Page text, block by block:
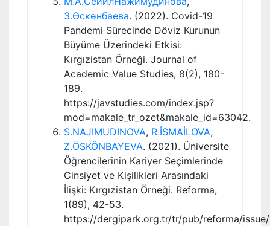
З.Өскөнбаева. (2022). Covid-19
Pandemi Sürecinde Döviz Kurunun
Büyüme Üzerindeki Etkisi:
Kırgızistan Örneği. Journal of
Academic Value Studies, 8(2), 180-
189.
https://javstudies.com/index.jsp?
mod=makale_tr_ozet&makale_id=63042.
S.NAJIMUDINOVA, R.İSMAİLOVA,
Z.ÖSKÖNBAYEVA. (2021). Üniversite
Öğrencilerinin Kariyer Seçimlerinde
Cinsiyet ve Kişilikleri Arasındaki
İlişki: Kırgızistan Örneği. Reforma,
1(89), 42-53.
https://dergipark.org.tr/tr/pub/reforma/